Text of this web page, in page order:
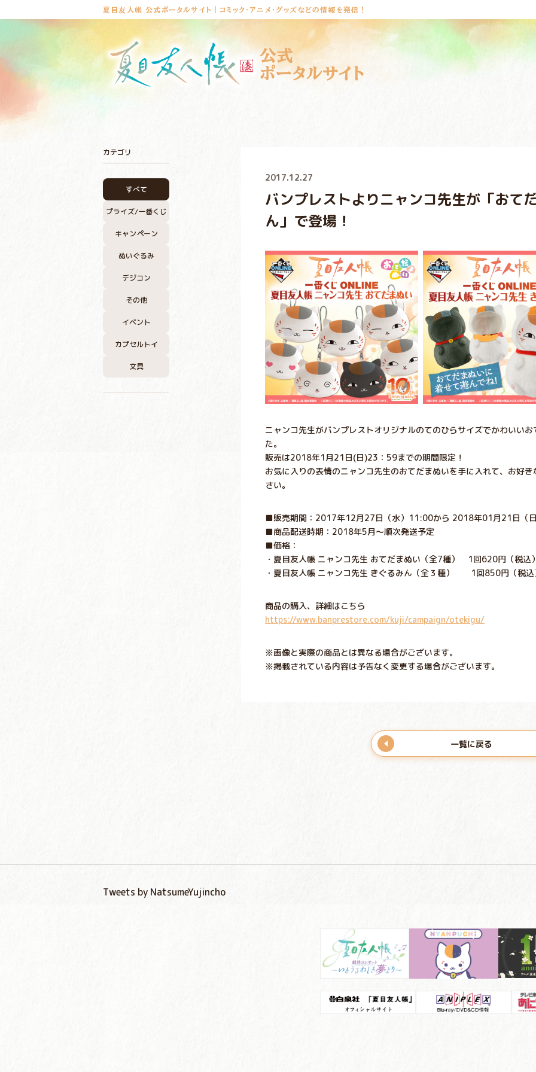
夏目友人帳 公式ポータルサイト｜コミック・アニメ・グッズなどの情報を発信！
公式
ポータルサイト
カテゴリ
すべて
プライズ/一番くじ
キャンペーン
ぬいぐるみ
デジコン
その他
イベント
カプセルトイ
文具
2017.12.27
バンプレストよりニャンコ先生が「おて
ん」で登場！
ニャンコ先生がバンプレストオリジナルのてのひらサイズでかわいい
た。
販売は2018年1月21日(日)23：59までの期間限定！
お気に入りの表情のニャンコ先生のおてだまぬいを手に入れて、お好
さい。
■販売期間：2017年12月27日（水）11:00から 2018年01月21日（
■商品配送時期：2018年5月〜順次発送予定
■価格：
・夏目友人帳 ニャンコ先生 おてだまぬい（全7種） 1回620円（税込
・夏目友人帳 ニャンコ先生 きぐるみん（全３種） 1回850円（税込
商品の購入、詳細はこちら
https://www.banprestore.com/kuji/campaign/otekigu/
※画像と実際の商品とは異なる場合がございます。
※掲載されている内容は予告なく変更する場合がございます。
一覧に戻る
Tweets by NatsumeYujincho